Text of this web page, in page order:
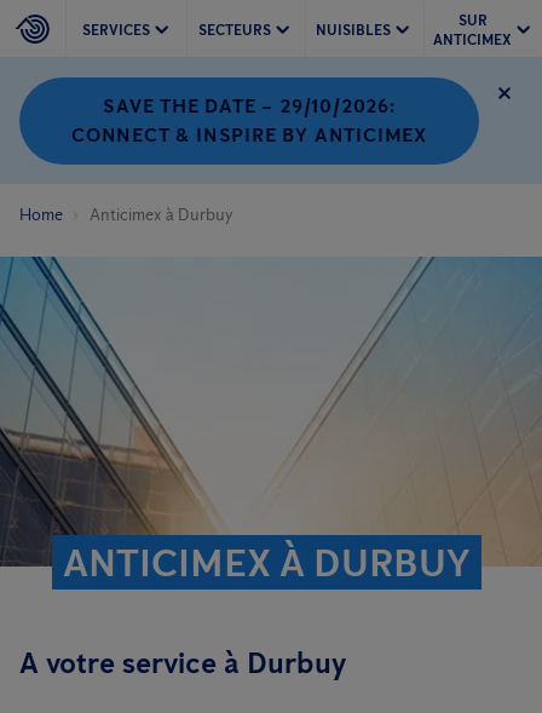
SERVICES SECTEURS NUISIBLES
SUR
ANTICIMEX
SAVE THE DATE – 29/10/2026:
CONNECT & INSPIRE BY ANTICIMEX
Home Anticimex à Durbuy
ANTICIMEX À DURBUY
A votre service à Durbuy